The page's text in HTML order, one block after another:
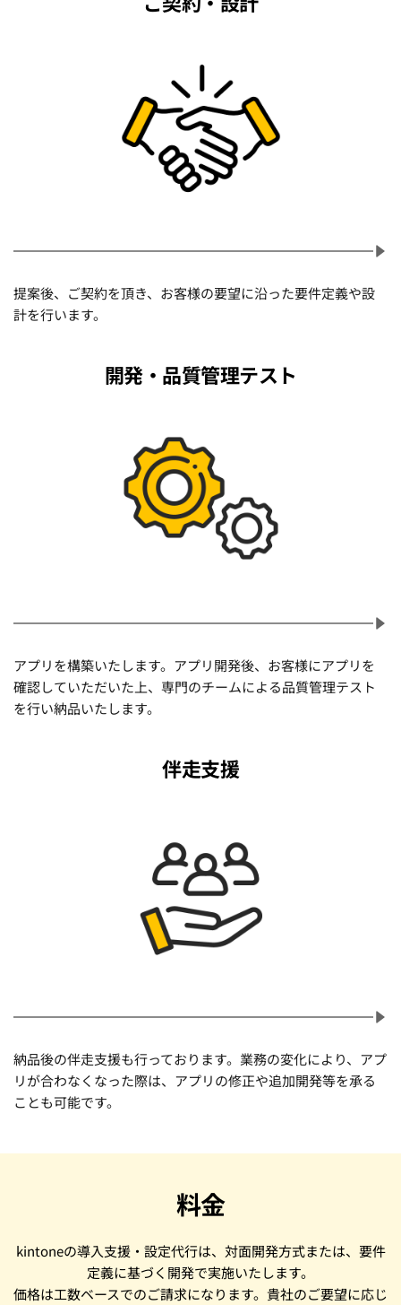
提案後、ご契約を頂き、お客様の要望に沿った要件定義や設
計を行います。
開発・品質管理テスト
アプリを構築いたします。アプリ開発後、 お客様にアプリを
確認していただいた上、 専門のチームによる品質管理テスト
を行い納品いたします。
伴走支援
納品後の伴走支援も行っております。業務の変化により、アプ
リが合わなくなった際は、アプリの修正や追加開発等を承る
ことも可能です。
料金
kintoneの導入支援・設定代行は、対面開発方式または、要件
定義に基づく開発で実施いたします。
価格は工数ベースでのご請求になります。貴社のご要望に応じ